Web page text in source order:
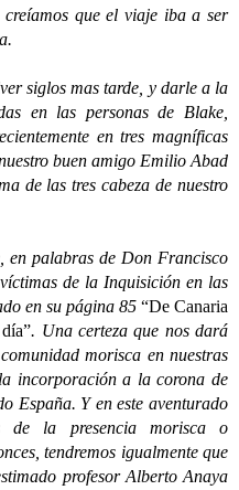
que el viaje iba a ser
siglos mas tarde, y darle a la
en las personas de Blake,
en tres magníficas
buen amigo Emilio Abad
de las tres cabeza de nuestro
palabras de Don Francisco
de la Inquisición en las
en su página 85 “De Canaria
. Una certeza que nos dará
morisca en nuestras
incorporación a la corona de
España. Y en este aventurado
de la presencia morisca o
tendremos igualmente que
profesor Alberto Anaya